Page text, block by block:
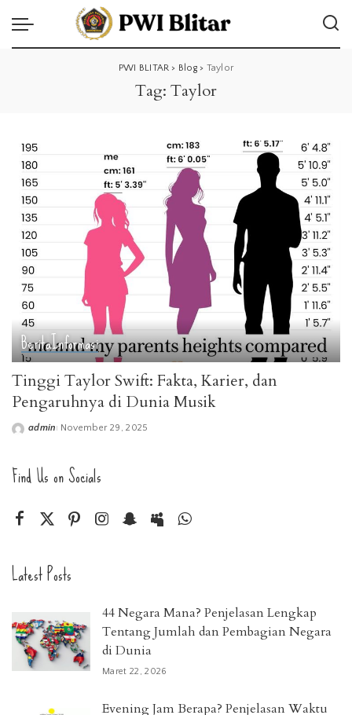
PWI BLITAR > Blog> Taylor
Tag: Taylor
BeritaInformasi
Tinggi Taylor Swift: Fakta, Karier, dan
Pengaruhnya di Dunia Musik
Posted
admin November 29, 2025
Find Us on Socials
Latest Posts
44 Negara Mana? Penjelasan Lengkap
Tentang Jumlah dan Pembagian Negara
di Dunia
Maret 22, 2026
Evening Jam Berapa? Penjelasan Waktu